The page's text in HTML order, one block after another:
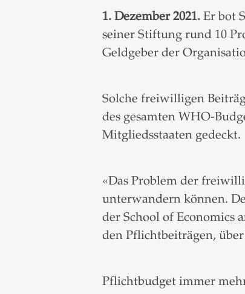
1. Dezember 2021.Er bot
seiner Stiftung rund 10
Geldgeber der
Solche freiwilligen
des gesamten WHO-
Mitgliedsstaaten gedeckt.
«Das Problem der
unterwandern können.
der School of Economics
den Pflichtbeiträgen,
Pflichtbudget immer